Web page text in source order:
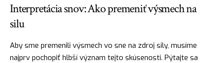
Interpretácia snov: Ako premeniť výsmech na
silu
Aby sme premenili výsmech vo sne na zdroj sily, musíme
najprv pochopiť hlbší význam tejto skúsenosti. Pýtajte sa